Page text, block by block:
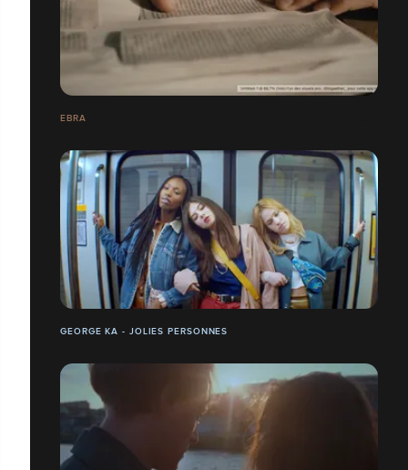
EBRA
GEORGE KA - JOLIES PERSONNES